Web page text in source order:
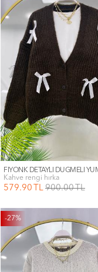
kahve rengi hırka
579.90 TL 900.00TL
-27%